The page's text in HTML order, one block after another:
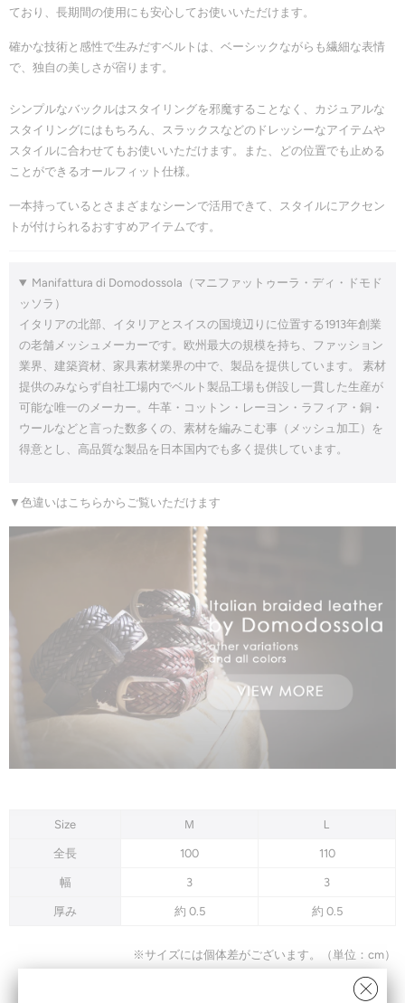
ており、長期間の使用にも安心してお使いいただけます。
確かな技術と感性で生みだすベルトは、ベーシックながらも繊細な表情
で、独自の美しさが宿ります。
シンプルなバックルはスタイリングを邪魔することなく、カジュアルな
スタイリングにはもちろん、スラックスなどのドレッシーなアイテムや
スタイルに合わせてもお使いいただけます。また、どの位置でも止める
ことができるオールフィット仕様。
一本持っているとさまざまなシーンで活用できて、スタイルにアクセン
トが付けられるおすすめアイテムです。
Manifattura di Domodossola（マニファットゥーラ・ディ・ドモド
ッソラ）
イタリアの北部、イタリアとスイスの国境辺りに位置する1913年創業
の老舗メッシュメーカーです。欧州最大の規模を持ち、ファッション
業界、建築資材、家具素材業界の中で、製品を提供しています。 素材
提供のみならず自社工場内でベルト製品工場も併設し一貫した生産が
可能な唯一のメーカー。牛革・コットン・レーヨン・ラフィア・銅・
ウールなどと言った数多くの、素材を編みこむ事（メッシュ加工）を
得意とし、高品質な製品を日本国内でも多く提供しています。
▼色違いはこちらからご覧いただけます
Size Ｍ Ｌ
全長 100 110
幅 3 3
厚み 約 0.5 約 0.5
※サイズには個体差がございます。（単位：cm）